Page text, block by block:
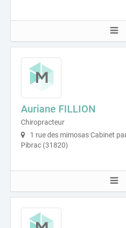
Auriane FILLION
Chiropracteur
1 rue des mimosas Cabinet
Pibrac (31820)